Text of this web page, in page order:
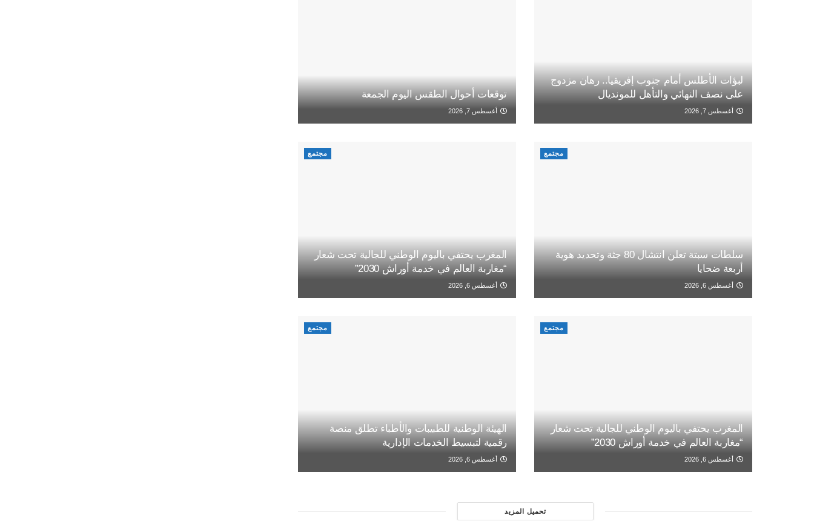
لبؤات الأطلس أمام جنوب إفريقيا.. رهان مزدوج
على نصف النهائي والتأهل للمونديال
أغسطس 7, 2026
توقعات أحوال الطقس اليوم الجمعة
أغسطس 7, 2026
مجتمع
سلطات سبتة تعلن انتشال 80 جثة وتحديد هوية
أربعة ضحايا
أغسطس 6, 2026
مجتمع
المغرب يحتفي باليوم الوطني للجالية تحت شعار
“مغاربة العالم في خدمة أوراش 2030”
أغسطس 6, 2026
مجتمع
المغرب يحتفي باليوم الوطني للجالية تحت شعار
“مغاربة العالم في خدمة أوراش 2030”
أغسطس 6, 2026
مجتمع
الهيئة الوطنية للطبيبات والأطباء تطلق منصة
رقمية لتبسيط الخدمات الإدارية
أغسطس 6, 2026
تحميل المزيد